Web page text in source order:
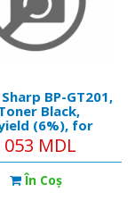
BP-GT201,
Black,
(6%), for
Nova light2 BP-
BP-20M24/ BP-
053 MDL
În Coş